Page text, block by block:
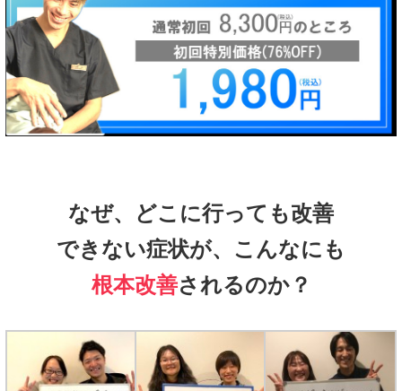
なぜ、どこに行っても改善
できない症状が、こんなにも
根本改善されるのか？